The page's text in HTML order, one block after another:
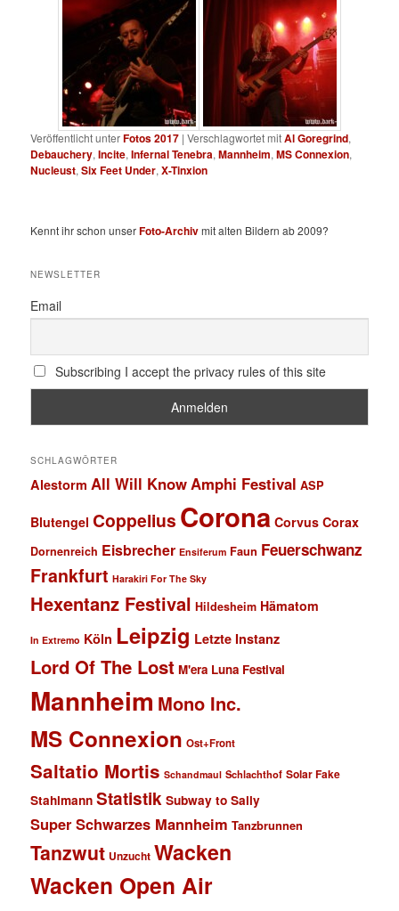
Veröffentlicht unterFotos 2017 |Verschlagwortet mitAl Goregrind,
Debauchery,Incite,Infernal Tenebra,Mannheim,MS Connexion,
Nucleust,Six Feet Under,X-Tinxion
Kennt ihr schon unserFoto-Archivmit alten Bildern ab 2009?
NEWSLETTER
Email
Subscribing I accept the privacy rules of this site
SCHLAGWÖRTER
Alestorm All Will KnowAmphi Festival ASP
Blutengel Coppelius Corona Corvus Corax
Dornenreich Eisbrecher Ensiferum Faun Feuerschwanz
Frankfurt Harakiri For The Sky
Hexentanz Festival Hildesheim Hämatom
In Extremo Köln Leipzig Letzte Instanz
Lord Of The Lost M'era Luna Festival
Mannheim Mono Inc.
MS Connexion Ost+Front
Saltatio Mortis Schandmaul Schlachthof Solar Fake
Stahlmann Statistik Subway to Sally
Super Schwarzes Mannheim Tanzbrunnen
Tanzwut Unzucht Wacken
Wacken Open Air